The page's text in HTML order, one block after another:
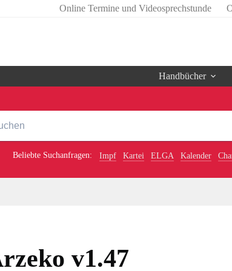
Online Termine und Videosprechstunde
Handbücher
Beliebte Suchanfragen: Impf Kartei ELGA Kalender
v1.47